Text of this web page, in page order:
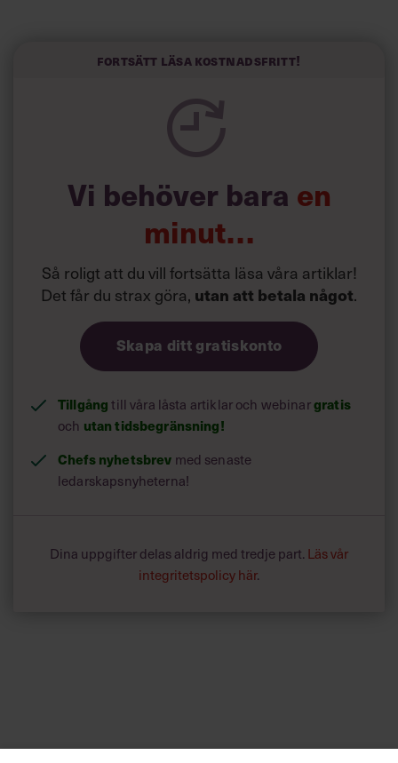
Forskarna tror sig dessutom kunna uttyda att en längre
försök att förändra livsstilsvanor.
Fortsätt läsa kostnadsfritt!
Vi behöver bara en
minut…
Så roligt att du vill fortsätta läsa våra artiklar!
Det får du strax göra, utan att betala något.
Skapa ditt gratiskonto
Tillgång till våra låsta artiklar och webinargratis
och utan tidsbegränsning!
Chefs nyhetsbrev med senaste
ledarskapsnyheterna!
Dina uppgifter delas aldrig med tredje part. Läs vår
integritetspolicy här.